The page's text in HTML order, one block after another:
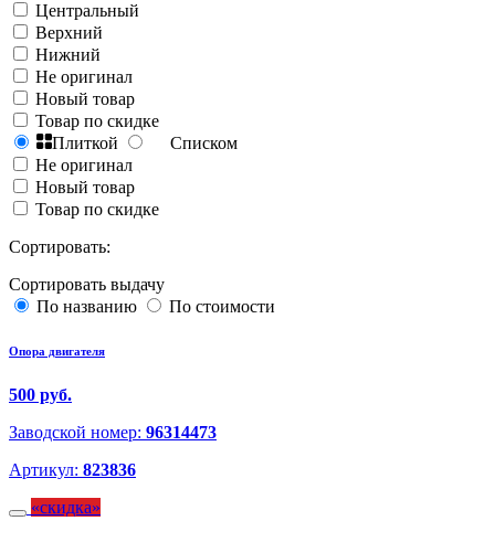
Центральный
Верхний
Нижний
Не оригинал
Новый товар
Товар по скидке
Плиткой
Списком
Не оригинал
Новый товар
Товар по скидке
Сортировать:
Сортировать выдачу
По названию
По стоимости
Опора двигателя
500 руб.
Заводской номер: 96314473
Артикул: 823836
скидка